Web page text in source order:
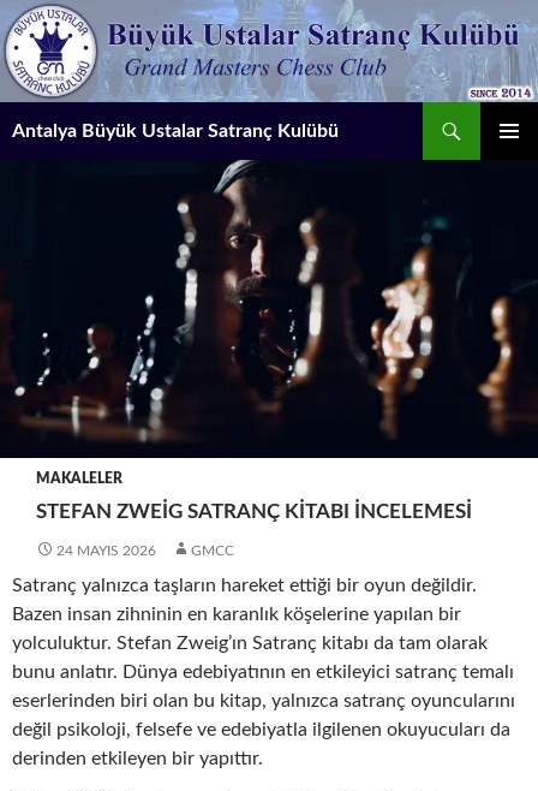
İçeriğe
atla
Antalya Büyük Ustalar Satranç Kulübü
MAKALELER
STEFAN ZWEIG SATRANÇ KITABI İNCELEMESI
24 MAYIS 2026 GMCC
Satranç yalnızca taşların hareket ettiği bir oyun değildir.
Bazen insan zihninin en karanlık köşelerine yapılan bir
yolculuktur. Stefan Zweig’ın Satranç kitabı da tam olarak
bunu anlatır. Dünya edebiyatının en etkileyici satranç temalı
eserlerinden biri olan bu kitap, yalnızca satranç oyuncularını
değil psikoloji, felsefe ve edebiyatla ilgilenen okuyucuları da
derinden etkileyen bir yapıttır.